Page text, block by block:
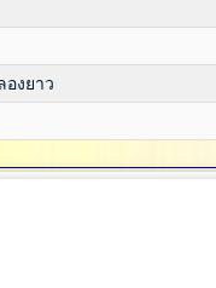
งยาว